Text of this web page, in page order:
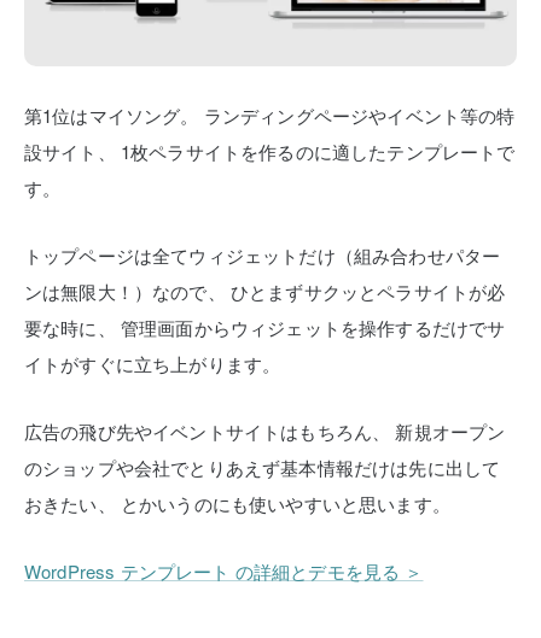
第1位はマイソング。
ランディングページやイベント等の特
設サイト、
1枚ペラサイトを作るのに適したテンプレートで
す。
トップページは全てウィジェットだけ（組み合わせパター
ンは無限大！）なので、
ひとまずサクッとペラサイトが必
要な時に、
管理画面からウィジェットを操作するだけでサ
イトがすぐに立ち上がります。
広告の飛び先やイベントサイトはもちろん、
新規オープン
のショップや会社でとりあえず基本情報だけは先に出して
おきたい、
とかいうのにも使いやすいと思います。
WordPress テンプレート の詳細とデモを見る ＞